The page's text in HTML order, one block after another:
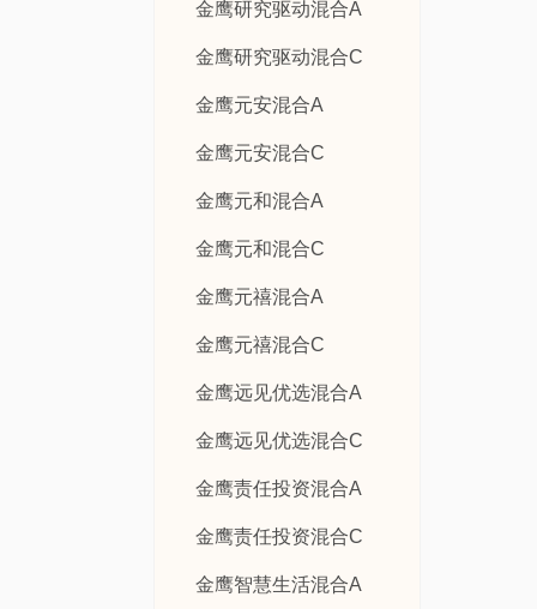
金鹰研究驱动混合A
金鹰研究驱动混合C
金鹰元安混合A
金鹰元安混合C
金鹰元和混合A
金鹰元和混合C
金鹰元禧混合A
金鹰元禧混合C
金鹰远见优选混合A
金鹰远见优选混合C
金鹰责任投资混合A
金鹰责任投资混合C
金鹰智慧生活混合A